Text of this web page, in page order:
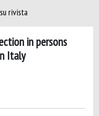
rivista
in persons
Italy